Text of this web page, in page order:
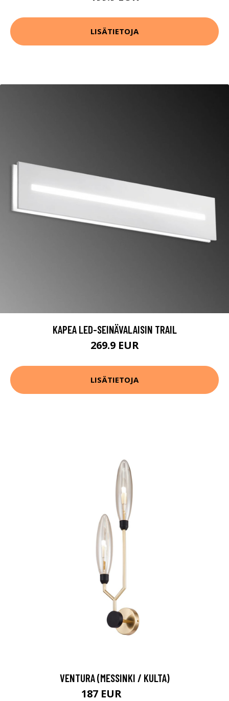
LISÄTIETOJA
KAPEA LED-SEINÄVALAISIN TRAIL
269.9 EUR
LISÄTIETOJA
VENTURA (MESSINKI / KULTA)
187 EUR